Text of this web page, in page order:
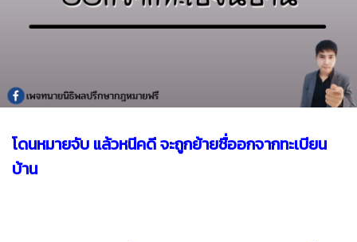
โดนหมายจับ แล้วหนีคดี จะถูกย้ายชื่ออกจากทะเบียน
บ้าน